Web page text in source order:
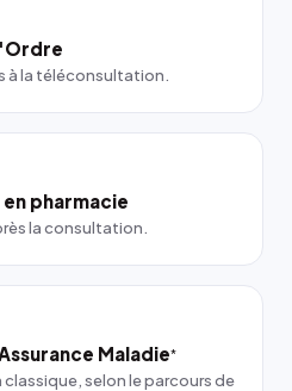
à la téléconsultation.
pharmacie
la consultation.
Maladie*
selon le parcours de